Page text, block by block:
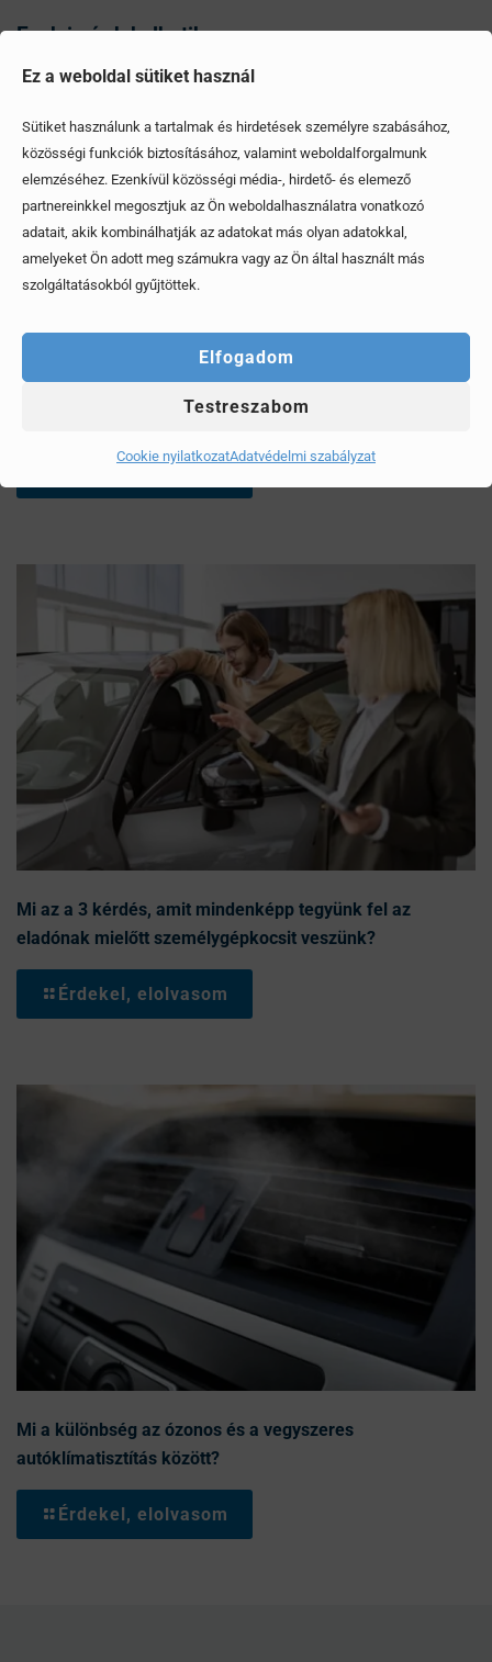
Ez a weboldal sütiket használ
Sütiket használunk a tartalmak és hirdetések személyre szabásához,
közösségi funkciók biztosításához, valamint weboldalforgalmunk
elemzéséhez. Ezenkívül közösségi média-, hirdető- és elemező
partnereinkkel megosztjuk az Ön weboldalhasználatra vonatkozó
adatait, akik kombinálhatják az adatokat más olyan adatokkal,
amelyeket Ön adott meg számukra vagy az Ön által használt más
szolgáltatásokból gyűjtöttek.
Elfogadom
Testreszabom
Cookie nyilatkozatAdatvédelmi szabályzat
Ezek is érdekelhetik
Mítoszok, amiktől mi is csak fogjuk a fejünket
Mi az a 3 kérdés, amit mindenképp tegyünk fel az
eladónak mielőtt személygépkocsit veszünk?
Érdekel, elolvasom
Mi a különbség az ózonos és a vegyszeres
autóklímatisztítás között?
Érdekel, elolvasom